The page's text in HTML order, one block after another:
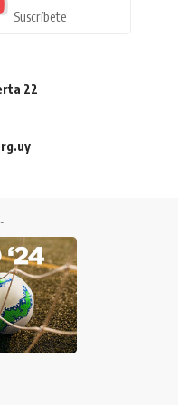
Suscríbete
22